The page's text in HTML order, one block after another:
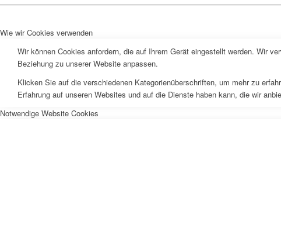
Wie wir Cookies verwenden
Wir können Cookies anfordern, die auf Ihrem Gerät eingestellt werden. Wir
Beziehung zu unserer Website anpassen.
Klicken Sie auf die verschiedenen Kategorienüberschriften, um mehr zu
Erfahrung auf unseren Websites und auf die Dienste haben kann, die wir
Notwendige Website Cookies